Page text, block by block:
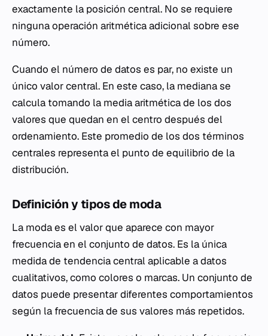
exactamente la posición central. No se requiere
ninguna operación aritmética adicional sobre ese
número.
Cuando el número de datos es par, no existe un
único valor central. En este caso, la mediana se
calcula tomando la media aritmética de los dos
valores que quedan en el centro después del
ordenamiento. Este promedio de los dos términos
centrales representa el punto de equilibrio de la
distribución.
Definición y tipos de moda
La moda es el valor que aparece con mayor
frecuencia en el conjunto de datos. Es la única
medida de tendencia central aplicable a datos
cualitativos, como colores o marcas. Un conjunto de
datos puede presentar diferentes comportamientos
según la frecuencia de sus valores más repetidos.